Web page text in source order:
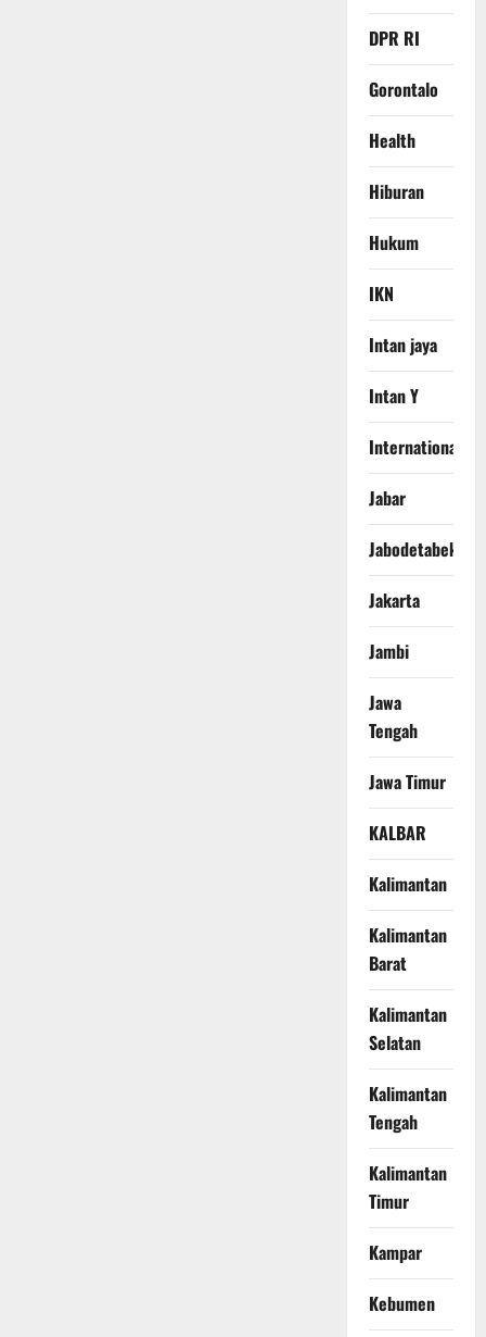
DPR RI
Gorontalo
Health
Hiburan
Hukum
IKN
Intan jaya
Intan Y
International
Jabar
Jabodetabek
Jakarta
Jambi
Jawa
Tengah
Jawa Timur
KALBAR
Kalimantan
Kalimantan
Barat
Kalimantan
Selatan
Kalimantan
Tengah
Kalimantan
Timur
Kampar
Kebumen